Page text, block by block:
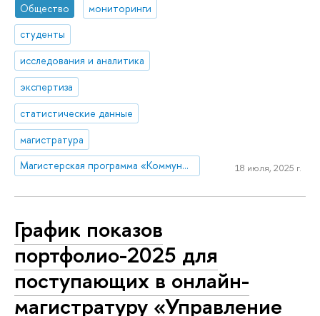
Общество
мониторинги
студенты
исследования и аналитика
экспертиза
статистические данные
магистратура
Магистерская программа «Коммуникации в государственных структурах и НКО»
18 июля, 2025 г.
График показов
портфолио-2025 для
поступающих в онлайн-
магистратуру «Управление